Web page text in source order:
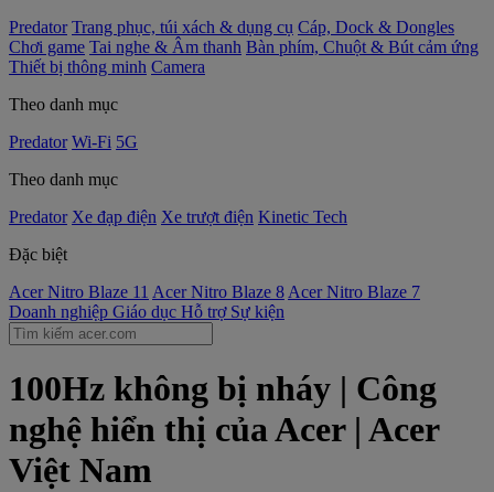
Predator Trang phục, túi xách & dụng cụ Cáp, Dock & Dongles
Chơi game Tai nghe & Âm thanh Bàn phím, Chuột & Bút cảm ứng
Thiết bị thông minh Camera
Theo danh mục
Predator Wi-Fi 5G
Theo danh mục
Predator Xe đạp điện Xe trượt điện Kinetic Tech
Đặc biệt
Acer Nitro Blaze 11 Acer Nitro Blaze 8 Acer Nitro Blaze 7
Doanh nghiệp Giáo dục Hỗ trợ Sự kiện
100Hz không bị nháy | Công
nghệ hiển thị của Acer | Acer
Việt Nam